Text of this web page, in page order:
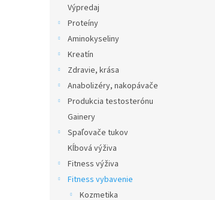
Výpredaj
Proteíny
Aminokyseliny
Kreatín
Zdravie, krása
Anabolizéry, nakopávače
Produkcia testosterónu
Gainery
Spaľovače tukov
Kĺbová výživa
Fitness výživa
Fitness vybavenie
Kozmetika